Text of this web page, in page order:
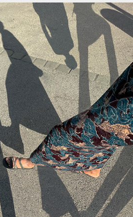
BODIES IN THE CITY
2022